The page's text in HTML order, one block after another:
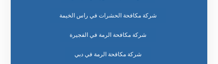
شركة مكافحة الحشرات في راس الخيمة
شركة مكافحة الرمة في الفجيرة
شركة مكافحة الرمة في دبي